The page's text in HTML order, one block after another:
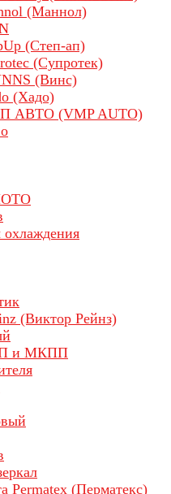
(Маннол)
(Степ-ап)
(Супротек)
(Винс)
(Хадо)
АВТО (VMP AUTO)
(Виктор Рейнз)
и МКПП
Permatex (Перматекс)